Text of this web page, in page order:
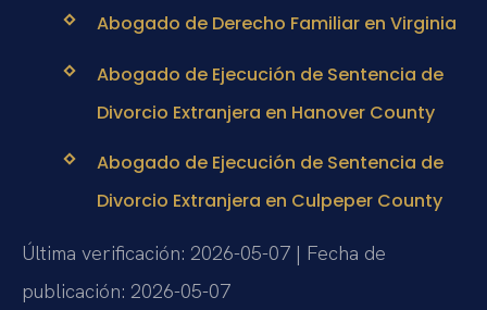
Abogado de Derecho Familiar en Virginia
Abogado de Ejecución de Sentencia de
Divorcio Extranjera en Hanover County
Abogado de Ejecución de Sentencia de
Divorcio Extranjera en Culpeper County
Última verificación: 2026-05-07 | Fecha de
publicación: 2026-05-07